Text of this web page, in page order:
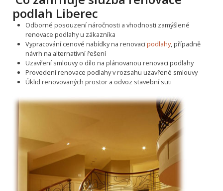
podlah Liberec
Odborné posouzení náročnosti a vhodnosti zamýšlené
renovace podlahy u zákazníka
Vypracování cenové nabídky na renovaci podlahy, případně
návrh na alternativní řešení
Uzavření smlouvy o dílo na plánovanou renovaci podlahy
Provedení renovace podlahy v rozsahu uzavřené smlouvy
Úklid renovovaných prostor a odvoz stavební suti